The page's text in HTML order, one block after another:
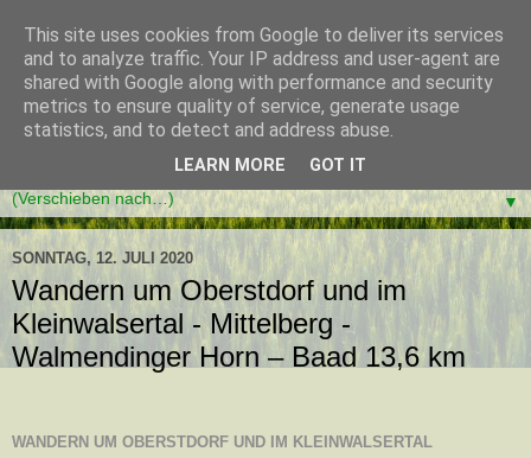
▼
SONNTAG, 12. JULI 2020
Wandern um Oberstdorf und im
Kleinwalsertal - Mittelberg -
Walmendinger Horn – Baad 13,6 km
WANDERN UM OBERSTDORF UND IM KLEINWALSERTAL
This site uses cookies from Google to deliver its services
and to analyze traffic. Your IP address and user-agent are
shared with Google along with performance and security
metrics to ensure quality of service, generate usage
statistics, and to detect and address abuse.
LEARN MORE GOT IT